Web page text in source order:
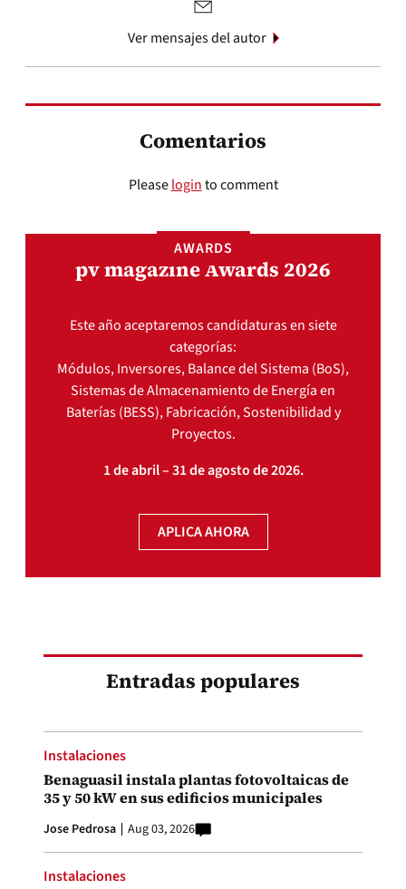
Ver mensajes del autor
Comentarios
Pleaseloginto comment
AWARDS
pv magazine Awards 2026
Este año aceptaremos candidaturas en siete
categorías:
Módulos, Inversores, Balance del Sistema (BoS),
Sistemas de Almacenamiento de Energía en
Baterías (BESS), Fabricación, Sostenibilidad y
Proyectos.
1 de abril – 31 de agosto de 2026.
APLICA AHORA
Entradas populares
Instalaciones
Benaguasil instala plantas fotovoltaicas de
35 y 50 kW en sus edificios municipales
Jose Pedrosa Aug 03, 2026
Instalaciones